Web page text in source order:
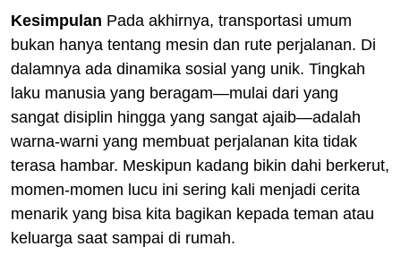
Kesimpulan Pada akhirnya, transportasi umum
bukan hanya tentang mesin dan rute perjalanan. Di
dalamnya ada dinamika sosial yang unik. Tingkah
laku manusia yang beragam—mulai dari yang
sangat disiplin hingga yang sangat ajaib—adalah
warna-warni yang membuat perjalanan kita tidak
terasa hambar. Meskipun kadang bikin dahi berkerut,
momen-momen lucu ini sering kali menjadi cerita
menarik yang bisa kita bagikan kepada teman atau
keluarga saat sampai di rumah.